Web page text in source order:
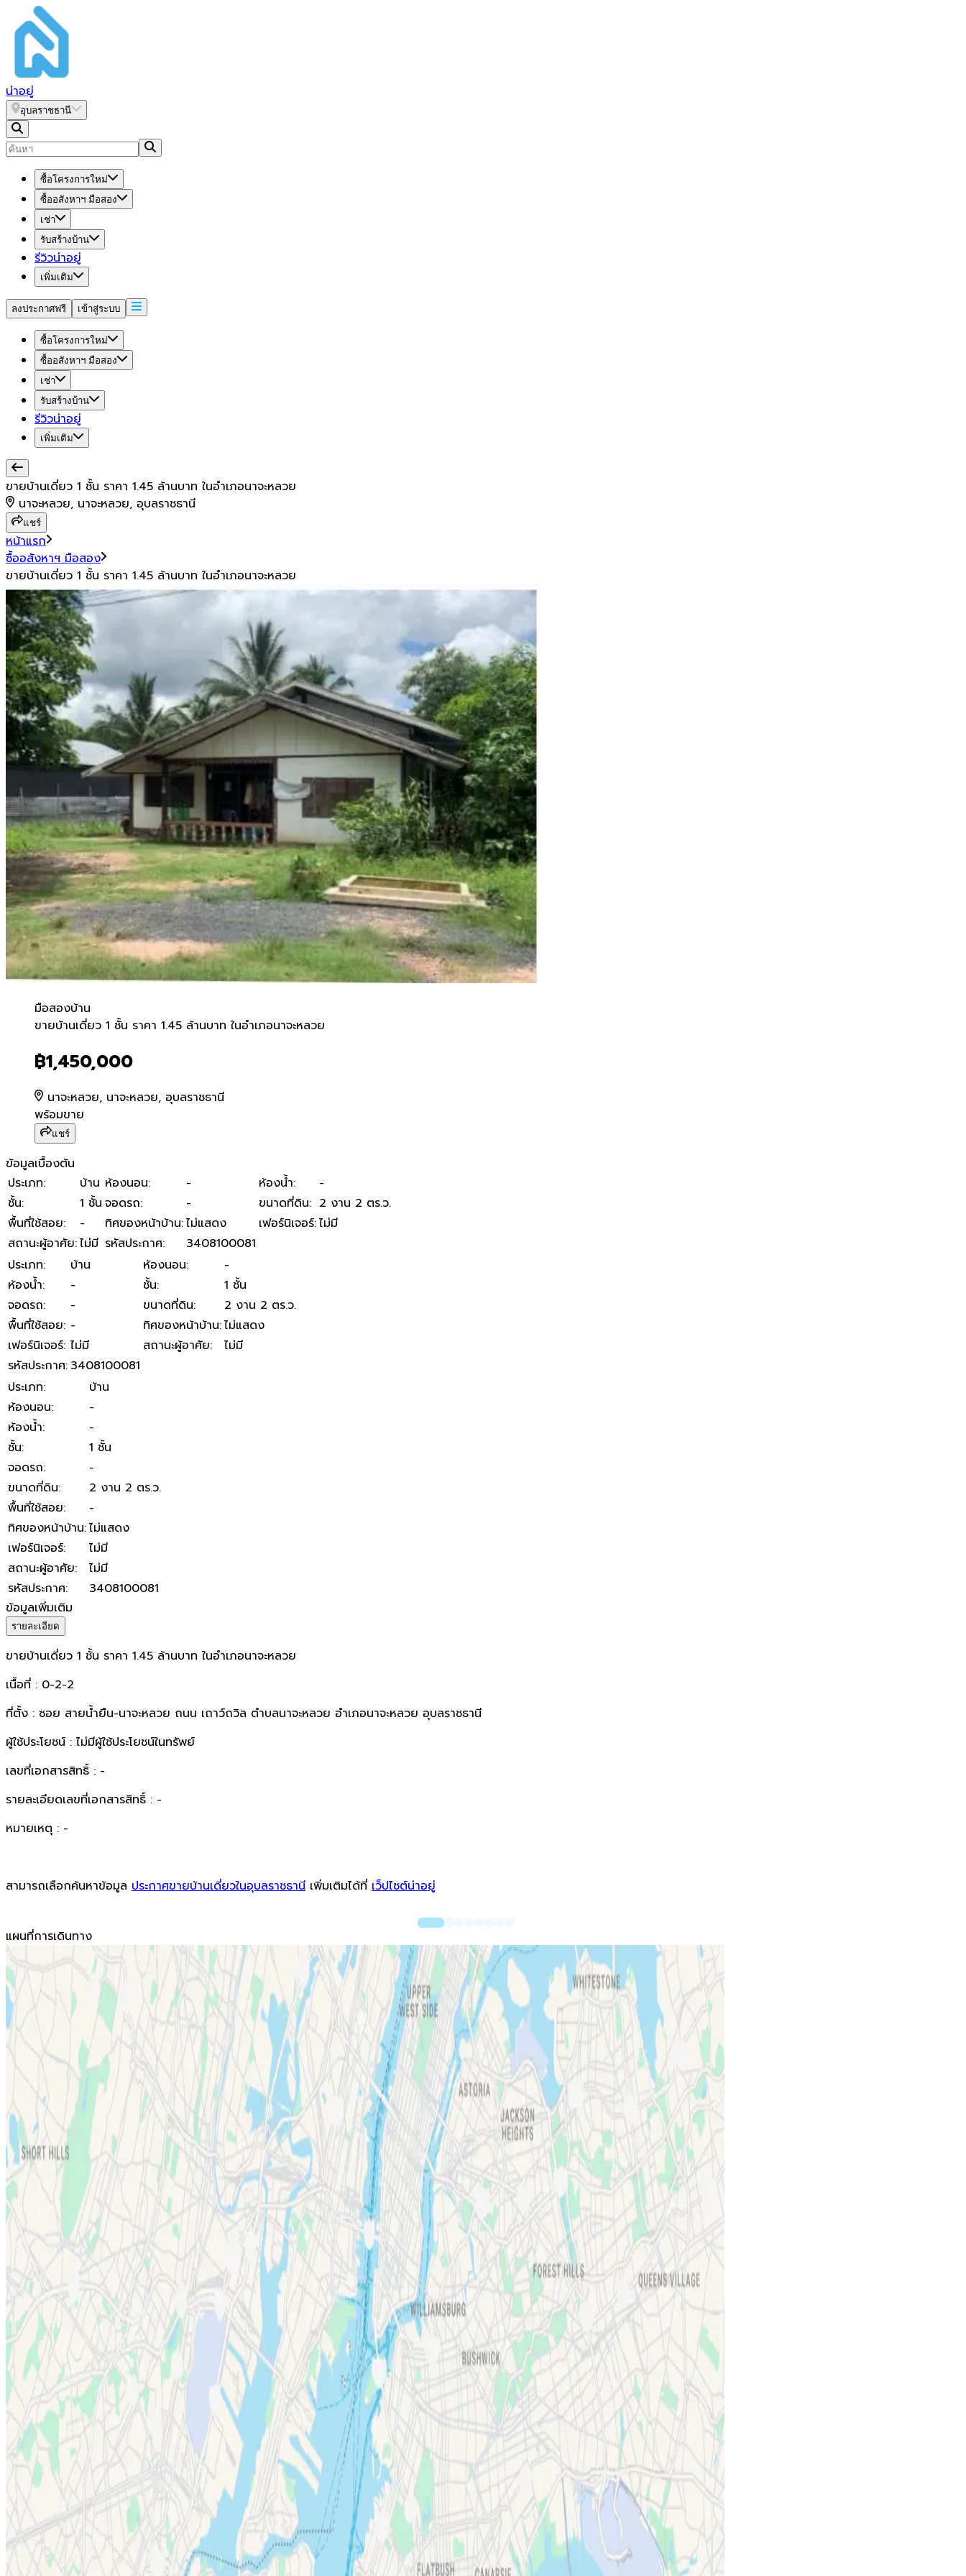
น่าอยู่
อุบลราชธานี
ซื้อโครงการใหม่
ซื้ออสังหาฯ มือสอง
เช่า
รับสร้างบ้าน
รีวิวน่าอยู่
เพิ่มเติม
ลงประกาศฟรี เข้าสู่ระบบ
ซื้อโครงการใหม่
ซื้ออสังหาฯ มือสอง
เช่า
รับสร้างบ้าน
รีวิวน่าอยู่
เพิ่มเติม
ขายบ้านเดี่ยว 1 ชั้น ราคา 1.45 ล้านบาท ในอำเภอนาจะหลวย
นาจะหลวย, นาจะหลวย, อุบลราชธานี
แชร์
หน้าแรก
ซื้ออสังหาฯ มือสอง
ขายบ้านเดี่ยว 1 ชั้น ราคา 1.45 ล้านบาท ในอำเภอนาจะหลวย
มือสองบ้าน
ขายบ้านเดี่ยว 1 ชั้น ราคา 1.45 ล้านบาท ในอำเภอนาจะหลวย
ขายบ้านเดี่ยว 1 ชั้น ราคา 1.45 ล้านบาท ในอำเภอนาจะหลวย
฿1,450,000
นาจะหลวย, นาจะหลวย, อุบลราชธานี
พร้อมขาย
แชร์
ข้อมูลเบื้องต้น
ประเภท: บ้าน ห้องนอน: - ห้องน้ำ:
-
ชั้น: 1 ชั้น จอดรถ: - ขนาดที่ดิน: 2 งาน 2 ตร.ว.
พื้นที่ใช้สอย: - ทิศของหน้าบ้าน:ไม่แสดง เฟอร์นิเจอร์:ไม่มี
สถานะผู้อาศัย:ไม่มี รหัสประกาศ:
3408100081
ประเภท: บ้าน ห้องนอน:
-
ห้องน้ำ: - ชั้น:
1 ชั้น
จอดรถ: - ขนาดที่ดิน:
2 งาน 2 ตร.ว.
พื้นที่ใช้สอย: - ทิศของหน้าบ้าน:ไม่แสดง
เฟอร์นิเจอร์: ไม่มี สถานะผู้อาศัย:
ไม่มี
รหัสประกาศ: 3408100081
ประเภท:
บ้าน
ห้องนอน:
-
ห้องน้ำ:
-
ชั้น:
1 ชั้น
จอดรถ:
-
ขนาดที่ดิน:
2 งาน 2 ตร.ว.
พื้นที่ใช้สอย:
-
ทิศของหน้าบ้าน:ไม่แสดง
เฟอร์นิเจอร์:
ไม่มี
สถานะผู้อาศัย:
ไม่มี
รหัสประกาศ:
3408100081
ข้อมูลเพิ่มเติม
รายละเอียด
ขายบ้านเดี่ยว 1 ชั้น ราคา 1.45 ล้านบาท ในอำเภอนาจะหลวย
เนื้อที่ : 0-2-2
ที่ตั้ง : ซอย สายน้ำยืน-นาจะหลวย ถนน เถาว์ถวิล ตำบลนาจะหลวย อำเภอนาจะหลวย อุบลราชธานี
ผู้ใช้ประโยชน์ : ไม่มีผู้ใช้ประโยชน์ในทรัพย์
เลขที่เอกสารสิทธิ์ : -
รายละเอียดเลขที่เอกสารสิทธิ์ : -
หมายเหตุ : -
สามารถเลือกค้นหาข้อมูล ประกาศขายบ้านเดี่ยวในอุบลราชธานี เพิ่มเติมได้ที่ เว็ปไซต์น่าอยู่
แผนที่การเดินทาง